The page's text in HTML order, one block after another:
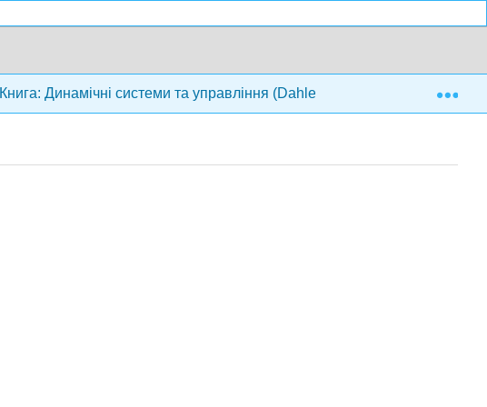
Книга: Динамічні системи та управління (Dahleh, Dahleh та Verghese)